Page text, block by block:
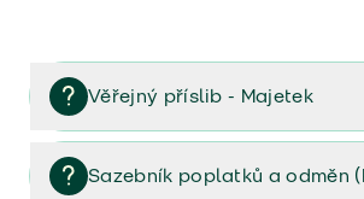
Věřejný příslib - Majetek
Věřejný příslib majetek 2023
Sazebník poplatků a odměn